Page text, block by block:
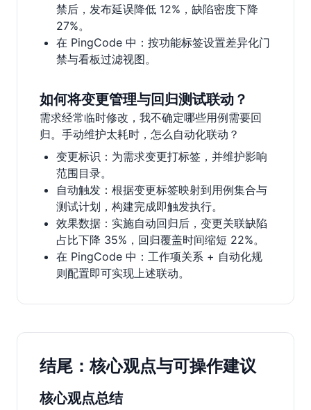
禁后，发布延误降低 12%，缺陷密度下降
27%。
在 PingCode 中：按功能标签设置差异化门
禁与看板过滤视图。
如何将变更管理与回归测试联动？
需求经常临时修改，我不确定哪些用例需要回
归。手动维护太耗时，怎么自动化联动？
变更标识：为需求变更打标签，并维护影响
范围目录。
自动触发：根据变更标签映射到用例集合与
测试计划，构建完成即触发执行。
效果数据：实施自动回归后，变更关联缺陷
占比下降 35%，回归覆盖时间缩短 22%。
在 PingCode 中：工作项关系 + 自动化规
则配置即可实现上述联动。
结尾：核心观点与可操作建议
核心观点总结